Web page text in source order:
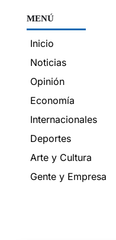
MENÚ
Inicio
Noticias
Opinión
Economía
Internacionales
Deportes
Arte y Cultura
Gente y Empresa